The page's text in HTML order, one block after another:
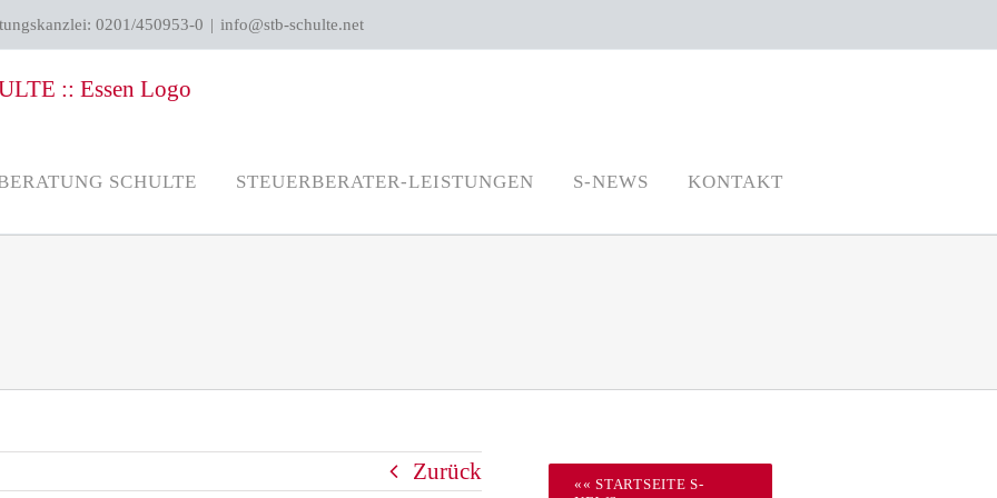
0201/450953-0 | info@stb-schulte.net
SCHULTE STEUERBERATER-LEISTUNGEN S-NEWS KONTAKT
Zurück
«« STARTSEITE S-